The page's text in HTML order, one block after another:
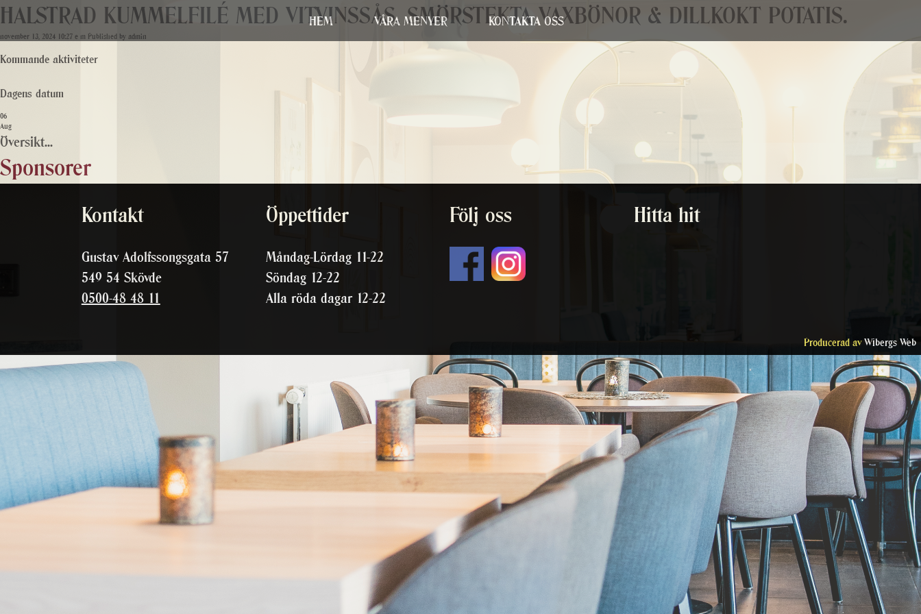
HEM VÅRA MENYER KONTAKTA OSS
HALSTRAD KUMMELFILÉ MED VITVINSSÅS, SMÖRSTEKTA VAXBÖNOR & DILLKOKT POTATIS.
november 13, 2024 10:27 e m Published by admin
Kommande aktiviteter
Dagens datum
06
Aug
Översikt...
Sponsorer
Kontakt
Gustav Adolfssongsgata 57
549 54 Skövde
0500-48 48 11
Öppettider
Måndag-Lördag 11-22
Söndag 12-22
Alla röda dagar 12-22
Följ oss Hitta hit
Producerad avWibergs Web